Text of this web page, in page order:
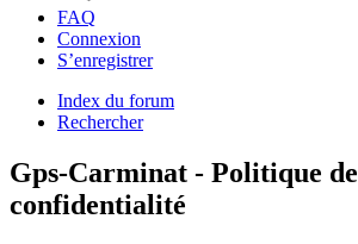
FAQ
Connexion
S’enregistrer
Index du forum
Rechercher
Gps-Carminat - Politique de
confidentialité